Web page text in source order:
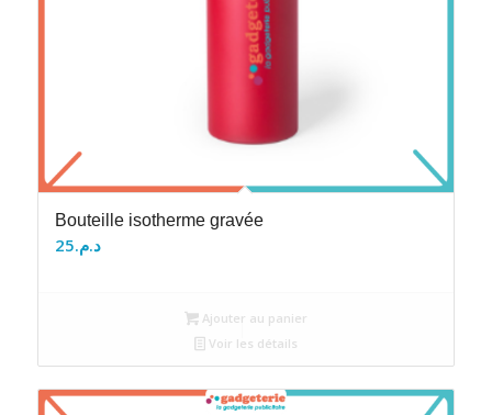
Bouteille isotherme gravée
د.م.25
Ajouter au panier
Voir les détails